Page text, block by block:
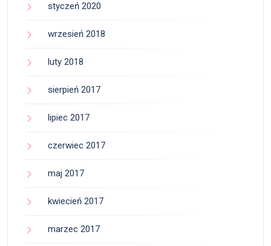
styczeń 2020
wrzesień 2018
luty 2018
sierpień 2017
lipiec 2017
czerwiec 2017
maj 2017
kwiecień 2017
marzec 2017